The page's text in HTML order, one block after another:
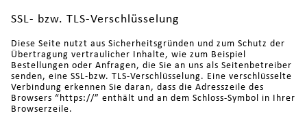
SSL- bzw. TLS-Verschlüsselung
Diese Seite nutzt aus Sicherheitsgründen und zum Schutz der
Übertragung vertraulicher Inhalte, wie zum Beispiel
Bestellungen oder Anfragen, die Sie an uns als Seitenbetreiber
senden, eine SSL-bzw. TLS-Verschlüsselung. Eine verschlüsselte
Verbindung erkennen Sie daran, dass die Adresszeile des
Browsers “https://” enthält und an dem Schloss-Symbol in Ihrer
Browserzeile.